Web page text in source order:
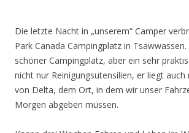
Die letzte Nacht in „unserem“ Camper
Park Canada Campingplatz in
schöner Campingplatz, aber ein sehr
nicht nur Reinigungsutensilien, er liegt
von Delta, dem Ort, in dem wir unser
Morgen abgeben müssen.